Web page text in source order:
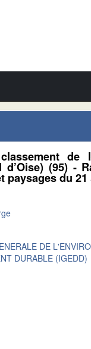
de
d’Oise) (95) -
paysages du 21
DE
DURABLE (IGEDD)